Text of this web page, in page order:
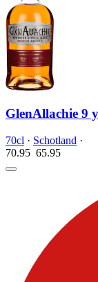
GlenAllachie 9
70cl · Schotland ·
70.95 65.95